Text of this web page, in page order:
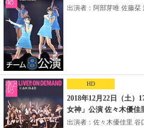
出演者：阿部芽唯 佐藤栞
HD
2018年12月22日（土）
女神」公演 佐々木優佳
出演者：佐々木優佳里 谷